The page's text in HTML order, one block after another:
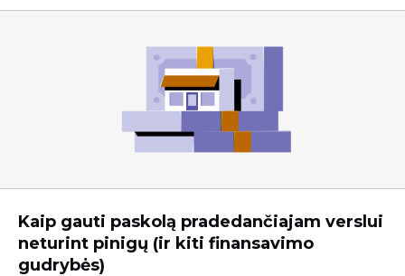
Kaip gauti paskolą pradedančiajam verslui
neturint pinigų (ir kiti finansavimo
gudrybės)